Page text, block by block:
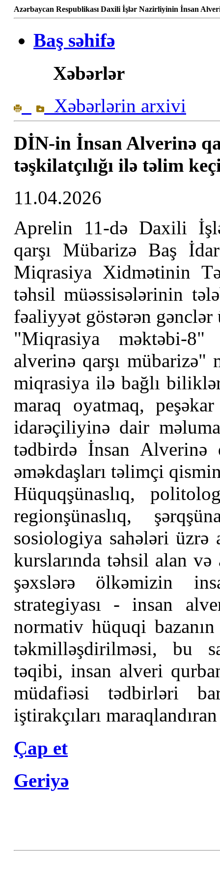
Azərbaycan Respublikası Daxili İşlər Nazirliyinin İnsan
Baş səhifə
Xəbərlər
Xəbərlərin arxivi
DİN-in İnsan Alverinə
təşkilatçılığı ilə təlim
11.04.2026
Aprelin 11-də Daxili
qarşı Mübarizə Baş
Miqrasiya Xidmətinin
təhsil müəssisələrinin
fəaliyyət göstərən
"Miqrasiya məktəbi-
alverinə qarşı mübarizə"
miqrasiya ilə bağlı
maraq oyatmaq,
idarəçiliyinə dair
tədbirdə İnsan Alverinə
əməkdaşları təlimçi
Hüquqşünaslıq,
regionşünaslıq,
sosiologiya sahələri üzrə
kurslarında təhsil alan
şəxslərə ölkəmizin
strategiyası - insan
normativ hüquqi
təkmilləşdirilməsi, bu
təqibi, insan alveri
müdafiəsi tədbirləri
iştirakçıları
Çap et
Geriyə